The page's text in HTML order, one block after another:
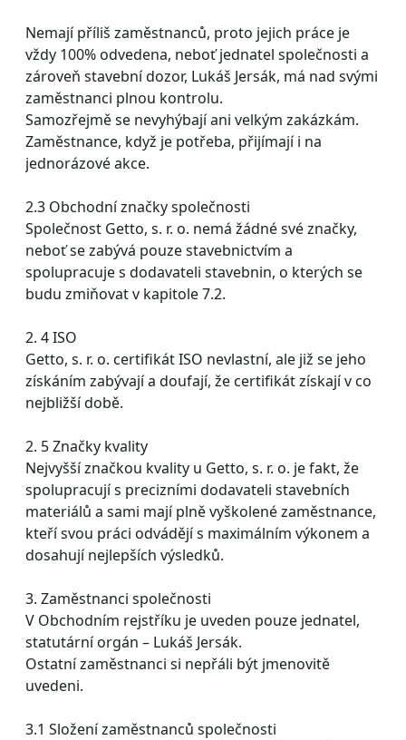
Nemají příliš zaměstnanců, proto jejich práce je
vždy 100% odvedena, neboť jednatel společnosti a
zároveň stavební dozor, Lukáš Jersák, má nad svými
zaměstnanci plnou kontrolu.
Samozřejmě se nevyhýbají ani velkým zakázkám.
Zaměstnance, když je potřeba, přijímají i na
jednorázové akce.
2.3 Obchodní značky společnosti
Společnost Getto, s. r. o. nemá žádné své značky,
neboť se zabývá pouze stavebnictvím a
spolupracuje s dodavateli stavebnin, o kterých se
budu zmiňovat v kapitole 7.2.
2. 4 ISO
Getto, s. r. o. certifikát ISO nevlastní, ale již se jeho
získáním zabývají a doufají, že certifikát získají v co
nejbližší době.
2. 5 Značky kvality
Nejvyšší značkou kvality u Getto, s. r. o. je fakt, že
spolupracují s precizními dodavateli stavebních
materiálů a sami mají plně vyškolené zaměstnance,
kteří svou práci odvádějí s maximálním výkonem a
dosahují nejlepších výsledků.
3. Zaměstnanci společnosti
V Obchodním rejstříku je uveden pouze jednatel,
statutární orgán – Lukáš Jersák.
Ostatní zaměstnanci si nepřáli být jmenovitě
uvedeni.
3.1 Složení zaměstnanců společnosti